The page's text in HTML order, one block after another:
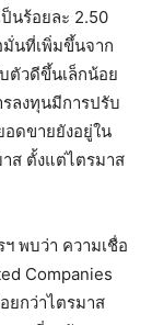
นร้อยละ 2.50
มั่นที่เพิ่มขึ้นจาก
ตัวดีขึ้นเล็กน้อย
ลงทุนมีการปรับ
ดขายยังอยู่ใน
ส ตั้งแต่ไตรมาส
พบว่า ความเชื่อ
Companies
ยกว่าไตรมาส